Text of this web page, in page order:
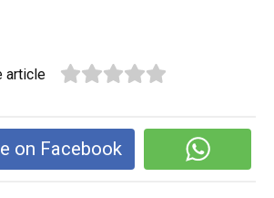
article
on Facebook